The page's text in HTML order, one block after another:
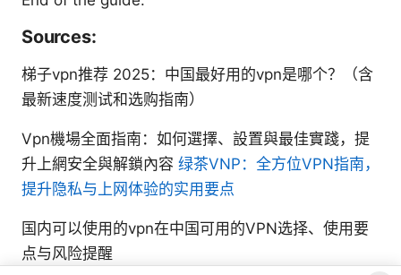
Sources:
梯子vpn推荐 2025：中国最好用的vpn是哪个？（含
最新速度测试和选购指南）
Vpn機場全面指南：如何選擇、設置與最佳實踐，提
升上網安全與解鎖內容 绿茶VNP：全方位VPN指南，
提升隐私与上网体验的实用要点
国内可以使用的vpn在中国可用的VPN选择、使用要
点与风险提醒